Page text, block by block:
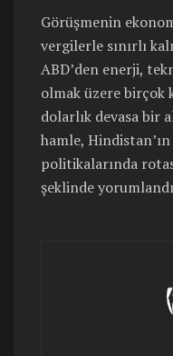
Görüşmenin
vergilerle sınırlı
ABD’den enerji,
olmak üzere birçok
dolarlık devasa bir
hamle,
politikalarında
şeklinde